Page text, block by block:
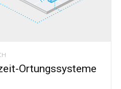
Ortungssysteme